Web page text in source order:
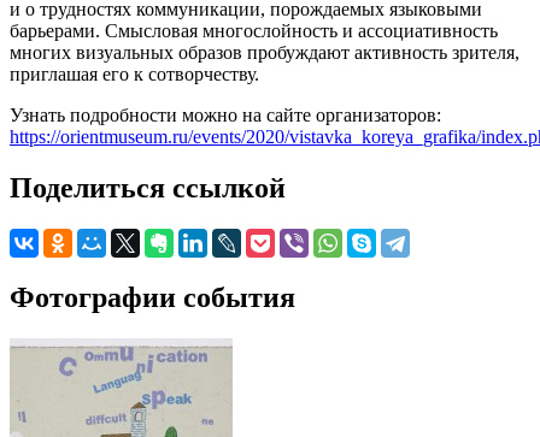
и о трудностях коммуникации, порождаемых языковыми
барьерами. Смысловая многослойность и ассоциативность
многих визуальных образов пробуждают активность зрителя,
приглашая его к сотворчеству.
Узнать подробности можно на сайте организаторов:
https://orientmuseum.ru/events/2020/vistavka_koreya_grafika/
Поделиться ссылкой
Фотографии события